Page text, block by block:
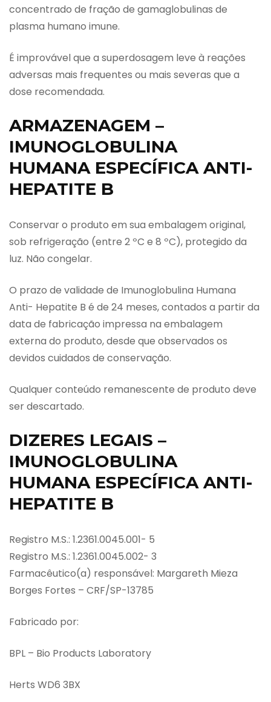
concentrado de fração de gamaglobulinas de
plasma humano imune.
É improvável que a superdosagem leve à reações
adversas mais frequentes ou mais severas que a
dose recomendada.
ARMAZENAGEM –
IMUNOGLOBULINA
HUMANA ESPECÍFICA ANTI-
HEPATITE B
Conservar o produto em sua embalagem original,
sob refrigeração (entre 2 ºC e 8 ºC), protegido da
luz. Não congelar.
O prazo de validade de Imunoglobulina Humana
Anti- Hepatite B é de 24 meses, contados a partir da
data de fabricação impressa na embalagem
externa do produto, desde que observados os
devidos cuidados de conservação.
Qualquer conteúdo remanescente de produto deve
ser descartado.
DIZERES LEGAIS –
IMUNOGLOBULINA
HUMANA ESPECÍFICA ANTI-
HEPATITE B
Registro M.S.: 1.2361.0045.001- 5
Registro M.S.: 1.2361.0045.002- 3
Farmacêutico(a) responsável: Margareth Mieza
Borges Fortes – CRF/SP-13785
Fabricado por:
BPL – Bio Products Laboratory
Herts WD6 3BX